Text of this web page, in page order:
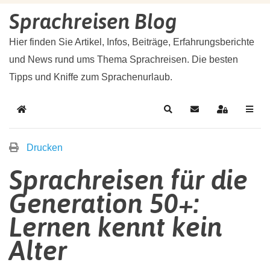
Sprachreisen Blog
Hier finden Sie Artikel, Infos, Beiträge, Erfahrungsberichte
und News rund ums Thema Sprachreisen. Die besten
Tipps und Kniffe zum Sprachenurlaub.
Drucken
Sprachreisen für die
Generation 50+:
Lernen kennt kein
Alter